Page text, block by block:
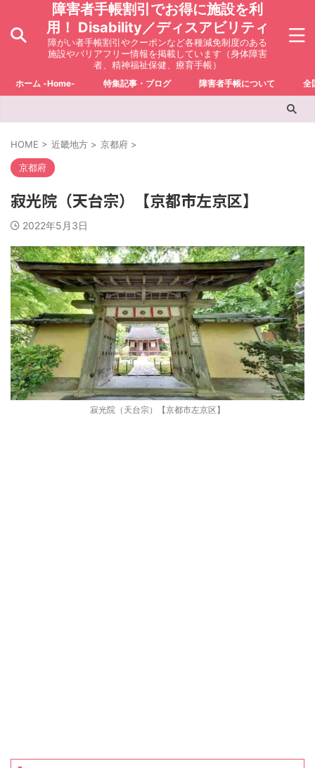
障害者手帳割引でお得に施設を利
用！ Disability／ディスアビリティ
障がい者手帳割引やクーポンなど各種減免制度のある
施設やバリアフリー情報を掲載しています（身体障害
者、精神福祉保健、療育手帳）
ホーム -Home- 特集記事・ブログ 障害者手帳について 全
HOME > 近畿地方 > 京都府 >
京都府
寂光院（天台宗）【京都市左京区】
2022年5月3日
寂光院（天台宗）【京都市左京区】